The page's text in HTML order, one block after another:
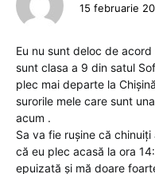
15 februarie
Eu nu sunt deloc de
sunt clasa a 9 din satul
plec mai departe la
surorile mele care sunt
acum .
Sa va fie rușine că
că eu plec acasă la ora
epuizată și mă doare